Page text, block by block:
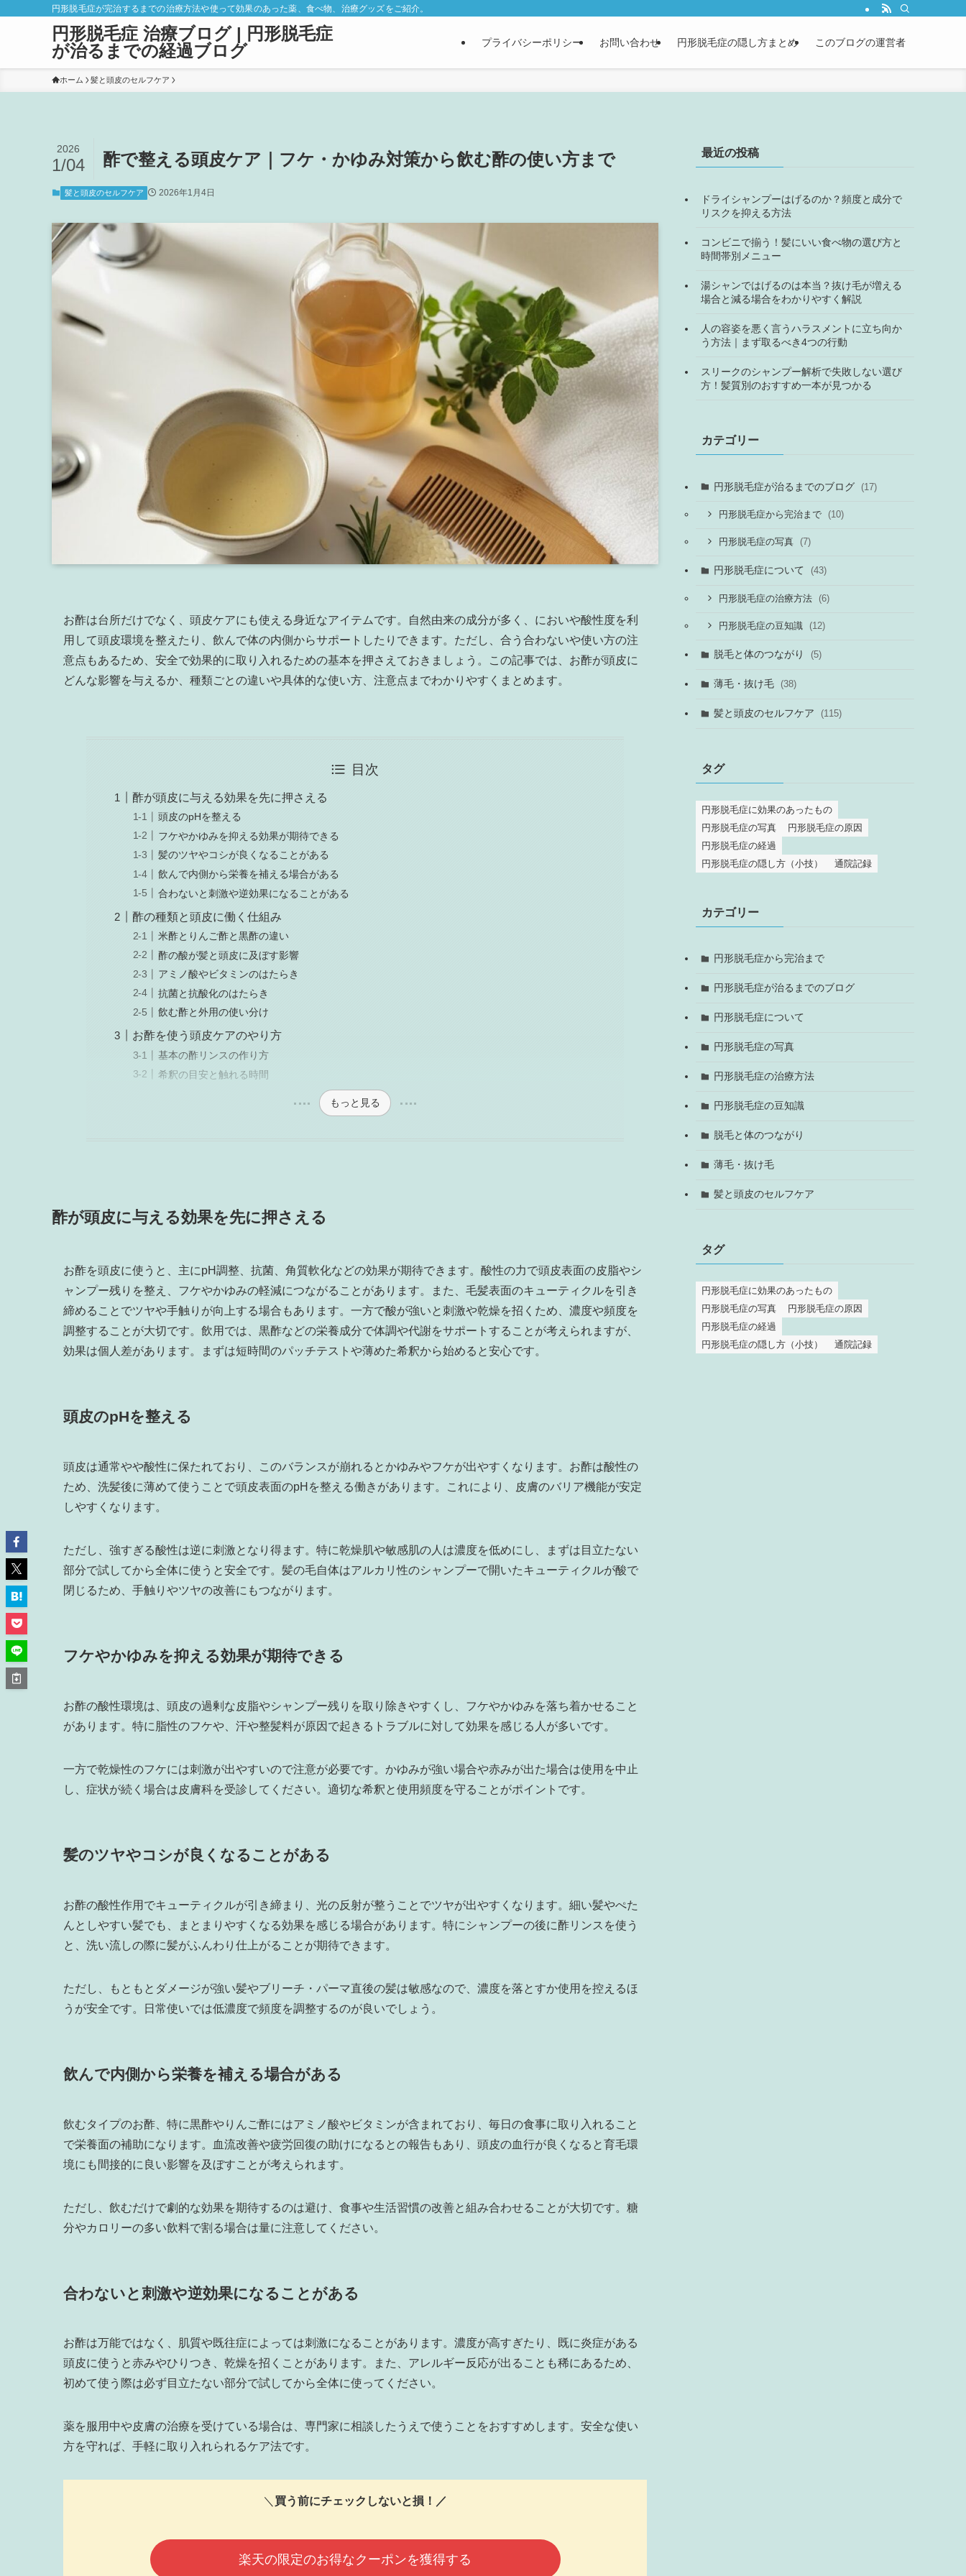
円形脱毛症が完治するまでの治療方法や使って効果のあった薬、食べ物、治療グッズをご紹介。
円形脱毛症 治療ブログ | 円形脱毛症
が治るまでの経過ブログ
プライバシーポリシー お問い合わせ 円形脱毛症の隠し方まとめ このブログの運営者
ホーム 髪と頭皮のセルフケア
酢で整える頭皮ケア｜フケ・かゆみ対策から飲む酢の使い方まで
2026
1/04
髪と頭皮のセルフケア 2026年1月4日
お酢は台所だけでなく、頭皮ケアにも使える身近なアイテムです。自然由来の成分が多く、においや酸性度を利
用して頭皮環境を整えたり、飲んで体の内側からサポートしたりできます。ただし、合う合わないや使い方の注
意点もあるため、安全で効果的に取り入れるための基本を押さえておきましょう。この記事では、お酢が頭皮に
どんな影響を与えるか、種類ごとの違いや具体的な使い方、注意点までわかりやすくまとめます。
目次
酢が頭皮に与える効果を先に押さえる
頭皮のpHを整える
フケやかゆみを抑える効果が期待できる
髪のツヤやコシが良くなることがある
飲んで内側から栄養を補える場合がある
合わないと刺激や逆効果になることがある
酢の種類と頭皮に働く仕組み
米酢とりんご酢と黒酢の違い
酢の酸が髪と頭皮に及ぼす影響
アミノ酸やビタミンのはたらき
抗菌と抗酸化のはたらき
飲む酢と外用の使い分け
お酢を使う頭皮ケアのやり方
基本の酢リンスの作り方
希釈の目安と触れる時間
もっと見る
酢が頭皮に与える効果を先に押さえる
お酢を頭皮に使うと、主にpH調整、抗菌、角質軟化などの効果が期待できます。酸性の力で頭皮表面の皮脂やシ
ャンプー残りを整え、フケやかゆみの軽減につながることがあります。また、毛髪表面のキューティクルを引き
締めることでツヤや手触りが向上する場合もあります。一方で酸が強いと刺激や乾燥を招くため、濃度や頻度を
調整することが大切です。飲用では、黒酢などの栄養成分で体調や代謝をサポートすることが考えられますが、
効果は個人差があります。まずは短時間のパッチテストや薄めた希釈から始めると安心です。
頭皮のpHを整える
頭皮は通常やや酸性に保たれており、このバランスが崩れるとかゆみやフケが出やすくなります。お酢は酸性の
ため、洗髪後に薄めて使うことで頭皮表面のpHを整える働きがあります。これにより、皮膚のバリア機能が安定
しやすくなります。
ただし、強すぎる酸性は逆に刺激となり得ます。特に乾燥肌や敏感肌の人は濃度を低めにし、まずは目立たない
部分で試してから全体に使うと安全です。髪の毛自体はアルカリ性のシャンプーで開いたキューティクルが酸で
閉じるため、手触りやツヤの改善にもつながります。
フケやかゆみを抑える効果が期待できる
お酢の酸性環境は、頭皮の過剰な皮脂やシャンプー残りを取り除きやすくし、フケやかゆみを落ち着かせること
があります。特に脂性のフケや、汗や整髪料が原因で起きるトラブルに対して効果を感じる人が多いです。
一方で乾燥性のフケには刺激が出やすいので注意が必要です。かゆみが強い場合や赤みが出た場合は使用を中止
し、症状が続く場合は皮膚科を受診してください。適切な希釈と使用頻度を守ることがポイントです。
髪のツヤやコシが良くなることがある
お酢の酸性作用でキューティクルが引き締まり、光の反射が整うことでツヤが出やすくなります。細い髪やぺた
んとしやすい髪でも、まとまりやすくなる効果を感じる場合があります。特にシャンプーの後に酢リンスを使う
と、洗い流しの際に髪がふんわり仕上がることが期待できます。
ただし、もともとダメージが強い髪やブリーチ・パーマ直後の髪は敏感なので、濃度を落とすか使用を控えるほ
うが安全です。日常使いでは低濃度で頻度を調整するのが良いでしょう。
飲んで内側から栄養を補える場合がある
飲むタイプのお酢、特に黒酢やりんご酢にはアミノ酸やビタミンが含まれており、毎日の食事に取り入れること
で栄養面の補助になります。血流改善や疲労回復の助けになるとの報告もあり、頭皮の血行が良くなると育毛環
境にも間接的に良い影響を及ぼすことが考えられます。
ただし、飲むだけで劇的な効果を期待するのは避け、食事や生活習慣の改善と組み合わせることが大切です。糖
分やカロリーの多い飲料で割る場合は量に注意してください。
合わないと刺激や逆効果になることがある
お酢は万能ではなく、肌質や既往症によっては刺激になることがあります。濃度が高すぎたり、既に炎症がある
頭皮に使うと赤みやひりつき、乾燥を招くことがあります。また、アレルギー反応が出ることも稀にあるため、
初めて使う際は必ず目立たない部分で試してから全体に使ってください。
薬を服用中や皮膚の治療を受けている場合は、専門家に相談したうえで使うことをおすすめします。安全な使い
方を守れば、手軽に取り入れられるケア法です。
＼ 買う前にチェックしないと損！／
楽天の限定のお得なクーポンを獲得する
最近の投稿
ドライシャンプーはげるのか？頻度と成分で
リスクを抑える方法
コンビニで揃う！髪にいい食べ物の選び方と
時間帯別メニュー
湯シャンではげるのは本当？抜け毛が増える
場合と減る場合をわかりやすく解説
人の容姿を悪く言うハラスメントに立ち向か
う方法｜まず取るべき4つの行動
スリークのシャンプー解析で失敗しない選び
方！髪質別のおすすめ一本が見つかる
カテゴリー
円形脱毛症が治るまでのブログ (17)
円形脱毛症から完治まで (10)
円形脱毛症の写真 (7)
円形脱毛症について (43)
円形脱毛症の治療方法 (6)
円形脱毛症の豆知識 (12)
脱毛と体のつながり (5)
薄毛・抜け毛 (38)
髪と頭皮のセルフケア (115)
タグ
円形脱毛症に効果のあったもの
円形脱毛症の写真
円形脱毛症の原因
円形脱毛症の経過
円形脱毛症の隠し方（小技）
通院記録
カテゴリー
円形脱毛症から完治まで
円形脱毛症が治るまでのブログ
円形脱毛症について
円形脱毛症の写真
円形脱毛症の治療方法
円形脱毛症の豆知識
脱毛と体のつながり
薄毛・抜け毛
髪と頭皮のセルフケア
タグ
円形脱毛症に効果のあったもの
円形脱毛症の写真
円形脱毛症の原因
円形脱毛症の経過
円形脱毛症の隠し方（小技）
通院記録